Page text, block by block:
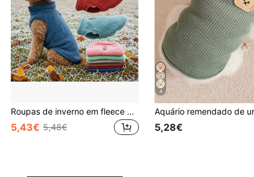
Roupas de inverno em fleece para animais de estimação, adequadas para cães de pequeno porte, incluindo Yorkshire Terrier, filhotes, gatos, Chihuahuas, Buldogues Franceses e Poodles. Também disponíveis camisetas para cães e coletes para gatos.
5,43€ 5,48€
4
5,28€